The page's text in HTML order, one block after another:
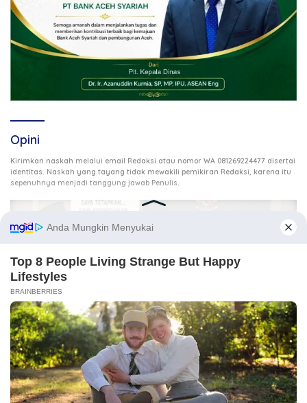
Opini
Kirimkan naskah melalui email Redaksi atau nomor WA 081269224477 disertai
identitas. Naskah yang tayang tidak mewakili pemikiran Redaksi, karena itu
sepenuhnya menjadi tanggung jawab Penulis
3 Agustus 2026
Ketika DPR Kehilangan Daya Kontrol, Siapa Mengawasi
Kekuasaan?